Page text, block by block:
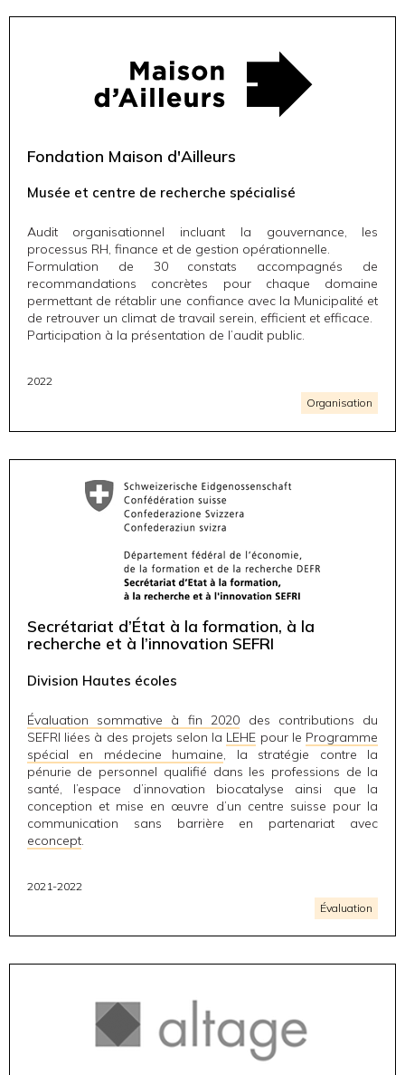
Fondation Maison d'Ailleurs
Musée et centre de recherche spécialisé
Audit organisationnel incluant la gouvernance, les
processus RH, finance et de gestion opérationnelle.
Formulation de 30 constats accompagnés de
recommandations concrètes pour chaque domaine
permettant de rétablir une confiance avec la Municipalité et
de retrouver un climat de travail serein, efficient et efficace.
Participation à la présentation de l’audit public.
2022
Organisation
Secrétariat d’État à la formation, à la
recherche et à l’innovation SEFRI
Division Hautes écoles
Évaluation sommative à fin 2020 des contributions du
SEFRI liées à des projets selon la LEHE pour le Programme
spécial en médecine humaine, la stratégie contre la
pénurie de personnel qualifié dans les professions de la
santé, l’espace d’innovation biocatalyse ainsi que la
conception et mise en œuvre d’un centre suisse pour la
communication sans barrière en partenariat avec
econcept.
2021-2022
Évaluation